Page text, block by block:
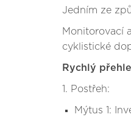
Jedním ze
Monitorovací
cyklistické
Rychlý
1. Postřeh:
Mýtus 1: